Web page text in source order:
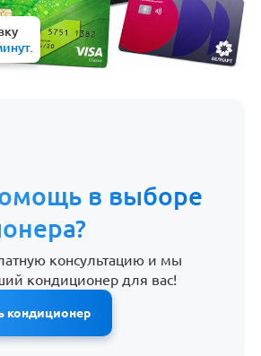
в выборе
консультацию и мы
кондиционер для вас!
кондиционер